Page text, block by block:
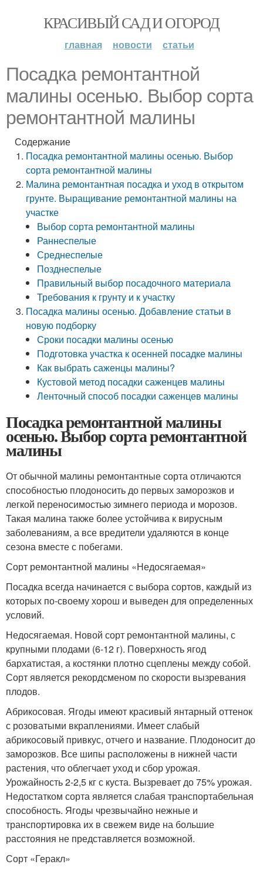
КРАСИВЫЙ САД И ОГОРОД
главная новости статьи
Посадка ремонтантной
малины осенью. Выбор сорта
ремонтантной малины
Содержание
Посадка ремонтантной малины осенью. Выбор
сорта ремонтантной малины
Малина ремонтантная посадка и уход в открытом
грунте. Выращивание ремонтантной малины на
участке
Выбор сорта ремонтантной малины
Раннеспелые
Среднеспелые
Позднеспелые
Правильный выбор посадочного материала
Требования к грунту и к участку
Посадка малины осенью. Добавление статьи в
новую подборку
Сроки посадки малины осенью
Подготовка участка к осенней посадке малины
Как выбрать саженцы малины?
Кустовой метод посадки саженцев малины
Ленточный способ посадки саженцев малины
Посадка ремонтантной малины
осенью. Выбор сорта ремонтантной
малины
От обычной малины ремонтантные сорта отличаются
способностью плодоносить до первых заморозков и
легкой переносимостью зимнего периода и морозов.
Такая малина также более устойчива к вирусным
заболеваниям, а все вредители удаляются в конце
сезона вместе с побегами.
Сорт ремонтантной малины «Недосягаемая»
Посадка всегда начинается с выбора сортов, каждый из
которых по-своему хорош и выведен для определенных
условий.
Недосягаемая. Новой сорт ремонтантной малины, с
крупными плодами (6-12 г). Поверхность ягод
бархатистая, а костянки плотно сцеплены между собой.
Сорт является рекордсменом по скорости вызревания
плодов.
Абрикосовая. Ягоды имеют красивый янтарный оттенок
с розоватыми вкраплениями. Имеет слабый
абрикосовый привкус, отчего и название. Плодоносит до
заморозков. Все шипы расположены в нижней части
растения, что облегчает уход и сбор урожая.
Урожайность 2-2,5 кг с куста. Вызревает до 75% урожая.
Недостатком сорта является слабая транспортабельная
способность. Ягоды чрезвычайно нежные и
транспортировка их в свежем виде на большие
расстояния не представляется возможной.
Сорт «Геракл»